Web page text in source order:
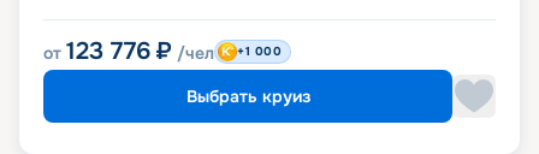
от 123 776 ₽ /чел +1 000
Выбрать круиз